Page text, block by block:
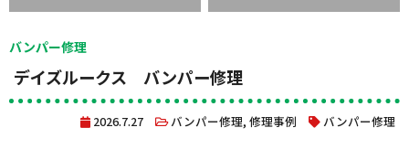
バンパー修理
デイズルークス バンパー修理
2026.7.27 バンパー修理,修理事例 バンパー修理